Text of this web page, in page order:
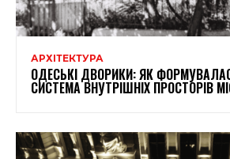
АРХІТЕКТУРА
ОДЕСЬКІ ДВОРИКИ: ЯК
СИСТЕМА ВНУТРІШНІХ ПРОСТОРІВ